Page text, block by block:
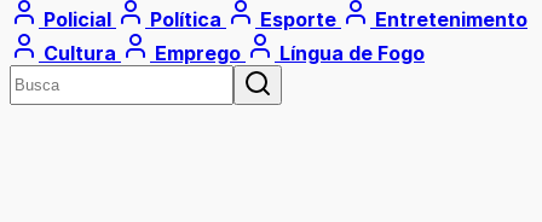
Policial
Política Esporte
Entretenimento
Cultura
Emprego Língua de Fogo